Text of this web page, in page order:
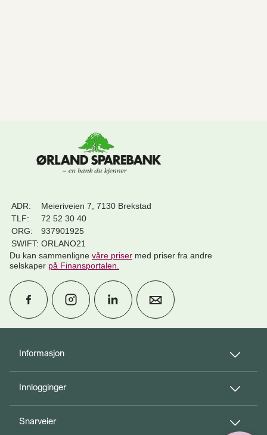
Informasjon
Innlogginger
Snarveier
ADR:
Meieriveien 7, 7130 Brekstad
TLF:
72 52 30 40
ORG:
937901925
SWIFT: ORLANO21
Du kan sammenligne våre priser med priser fra andre
selskaper på Finansportalen
Til toppen